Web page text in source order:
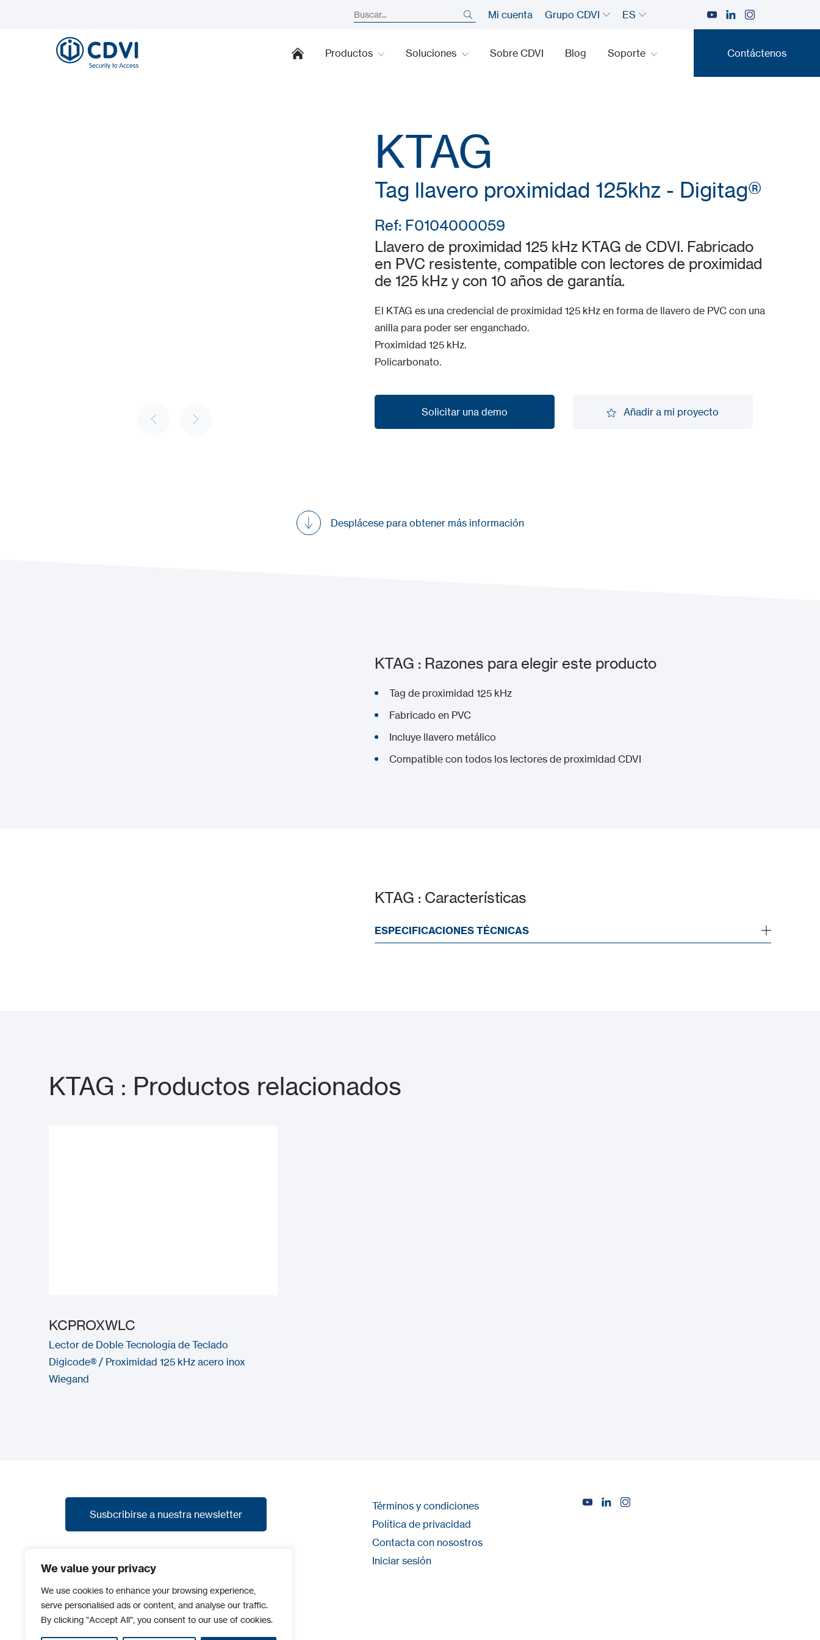
We value your privacy
We use cookies to enhance your browsing experience,
serve personalised ads or content, and analyse our traffic.
By clicking "Accept All", you consent to our use of cookies.
Mi cuenta Grupo CDVI ES
Productos Soluciones Sobre CDVI Blog Soporte Contáctenos
KTAG
Tag llavero proximidad 125khz - Digitag®
Ref: F0104000059
Llavero de proximidad 125 kHz KTAG de CDVI. Fabricado
en PVC resistente, compatible con lectores de proximidad
de 125 kHz y con 10 años de garantía.
El KTAG es una credencial de proximidad 125 kHz en forma de llavero de PVC con una
anilla para poder ser enganchado.
Proximidad 125 kHz.
Policarbonato.
Solicitar una demo Añadir a mi proyecto
Desplácese para obtener más información
KTAG : Razones para elegir este producto
Tag de proximidad 125 kHz
Fabricado en PVC
Incluye llavero metálico
Compatible con todos los lectores de proximidad CDVI
KTAG : Características
ESPECIFICACIONES TÉCNICAS
KTAG : Productos relacionados
KCPROXWLC
Lector de Doble Tecnología de Teclado
Digicode® / Proximidad 125 kHz acero inox
Wiegand
Susbcribirse a nuestra newsletter
últimas noticias, promociones y avances de
nuevos productos.
Términos y condiciones
Política de privacidad
Contacta con nosostros
Iniciar sesión